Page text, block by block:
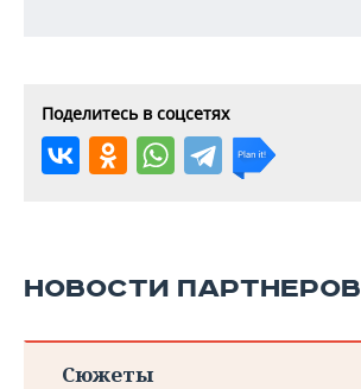
Поделитесь в соцсетях
НОВОСТИ ПАРТНЕРОВ
Сюжеты